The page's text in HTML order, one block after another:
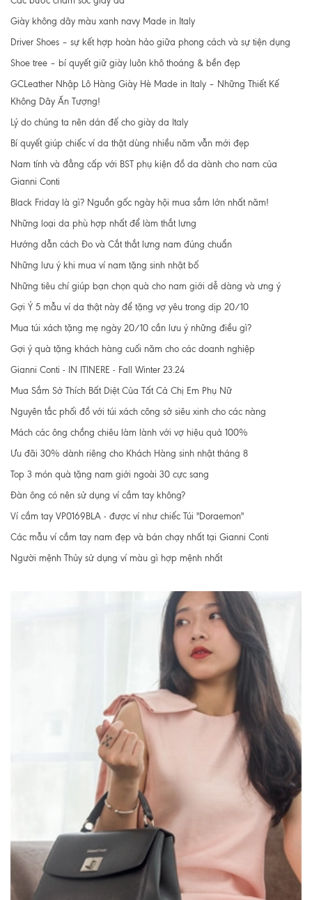
Giày không dây màu xanh navy Made in Italy
Driver Shoes – sự kết hợp hoàn hảo giữa phong cách và sự tiện dụng
Shoe tree – bí quyết giữ giày luôn khô thoáng & bền đẹp
GCLeather Nhập Lô Hàng Giày Hè Made in Italy – Những Thiết Kế
Không Dây Ấn Tượng!
Lý do chúng ta nên dán đế cho giày da Italy
Bí quyết giúp chiếc ví da thật dùng nhiều năm vẫn mới đẹp
Nam tính và đẳng cấp với BST phụ kiện đồ da dành cho nam của
Gianni Conti
Black Friday là gì? Nguồn gốc ngày hội mua sắm lớn nhất năm!
Những loại da phù hợp nhất để làm thắt lưng
Hướng dẫn cách Đo và Cắt thắt lưng nam đúng chuẩn
Những lưu ý khi mua ví nam tặng sinh nhật bố
Những tiêu chí giúp bạn chọn quà cho nam giới dễ dàng và ưng ý
Gợi Ý 5 mẫu ví da thật này để tặng vợ yêu trong dịp 20/10
Mua túi xách tặng mẹ ngày 20/10 cần lưu ý những điều gì?
Gợi ý quà tặng khách hàng cuối năm cho các doanh nghiệp
Gianni Conti - IN ITINERE - Fall Winter 23.24
Mua Sắm Sở Thích Bất Diệt Của Tất Cả Chị Em Phụ Nữ
Nguyên tắc phối đồ với túi xách công sở siêu xinh cho các nàng
Mách các ông chồng chiêu làm lành với vợ hiệu quả 100%
Ưu đãi 30% dành riêng cho Khách Hàng sinh nhật tháng 8
Top 3 món quà tặng nam giới ngoài 30 cực sang
Đàn ông có nên sử dụng ví cầm tay không?
Ví cầm tay VP0169BLA - được ví như chiếc Túi "Doraemon"
Các mẫu ví cầm tay nam đẹp và bán chạy nhất tại Gianni Conti
Người mệnh Thủy sử dụng ví màu gì hợp mệnh nhất